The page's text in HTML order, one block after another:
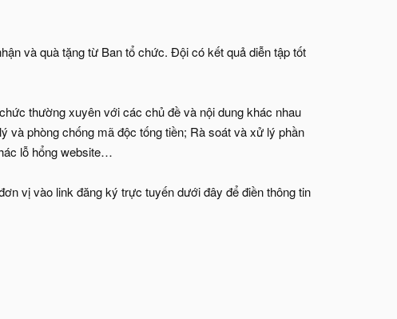
và quà tặng từ Ban tổ chức. Đội có kết quả diễn tập tốt
thường xuyên với các chủ đề và nội dung khác nhau
và phòng chống mã độc tống tiền; Rà soát và xử lý phần
lỗ hổng website…
vị vào link đăng ký trực tuyến dưới đây để điền thông tin